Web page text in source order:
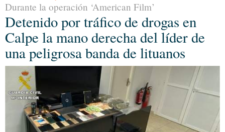
Durante la operación ‘American Film’
Detenido por tráfico de drogas en
Calpe la mano derecha del líder de
una peligrosa banda de lituanos